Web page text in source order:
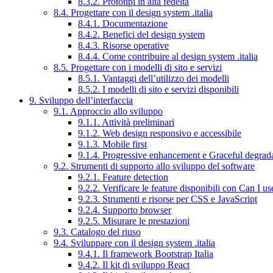
8.4. Progettare con il design system .italia
8.4.1. Documentazione
8.4.2. Benefici del design system
8.4.3. Risorse operative
8.4.4. Come contribuire al design system .italia
8.5. Progettare con i modelli di sito e servizi
8.5.1. Vantaggi dell’utilizzo dei modelli
8.5.2. I modelli di sito e servizi disponibili
9. Sviluppo dell’interfaccia
9.1. Approccio allo sviluppo
9.1.1. Attività preliminari
9.1.2. Web design responsivo e accessibile
9.1.3. Mobile first
9.1.4. Progressive enhancement e Graceful
9.2. Strumenti di supporto allo sviluppo del software
9.2.1. Feature detection
9.2.2. Verificare le feature disponibili con Can I
9.2.3. Strumenti e risorse per CSS e JavaScript
9.2.4. Supporto browser
9.2.5. Misurare le prestazioni
9.3. Catalogo del riuso
9.4. Sviluppare con il design system .italia
9.4.1. Il framework Bootstrap Italia
9.4.2. Il kit di sviluppo React